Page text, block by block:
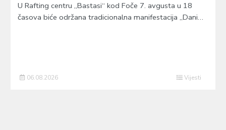
U Rafting centru „Bastasi“ kod Foče 7. avgusta u 18
časova biće održana tradicionalna manifestacija „Dani…
06.08.2026 Vijesti